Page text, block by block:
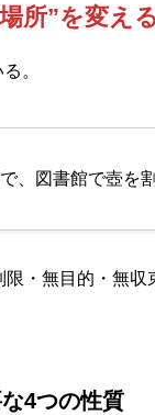
所”を変え
。
で、図書館で壺を
・無目的・無
4つの性質